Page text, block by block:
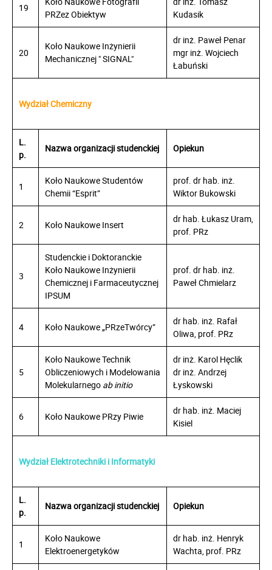
19
PRZez Obiektyw
Kudasik
20
Koło Naukowe Inżynierii
Mechanicznej " SIGNAL"
dr inż. Paweł Penar
mgr inż. Wojciech
Łabuński
Wydział Chemiczny
L.
p.
Nazwa organizacji studenckiej Opiekun
1
Koło Naukowe Studentów
Chemii “Esprit”
prof. dr hab. inż.
Wiktor Bukowski
2 Koło Naukowe Insert
dr hab. Łukasz Uram,
prof. PRz
3
Studenckie i Doktoranckie
Koło Naukowe Inżynierii
Chemicznej i Farmaceutycznej
IPSUM
prof. dr hab. inż.
Paweł Chmielarz
4 Koło Naukowe „PRzeTwórcy”
dr hab. inż. Rafał
Oliwa, prof. PRz
5
Koło Naukowe Technik
Obliczeniowych i Modelowania
Molekularnego ab initio
dr inż. Karol Hęclik
dr inż. Andrzej
Łyskowski
6 Koło Naukowe PRzy Piwie
dr hab. inż. Maciej
Kisiel
Wydział Elektrotechniki i Informatyki
L.
p.
Nazwa organizacji studenckiej Opiekun
1
Koło Naukowe
Elektroenergetyków
dr hab. inż. Henryk
Wachta, prof. PRz